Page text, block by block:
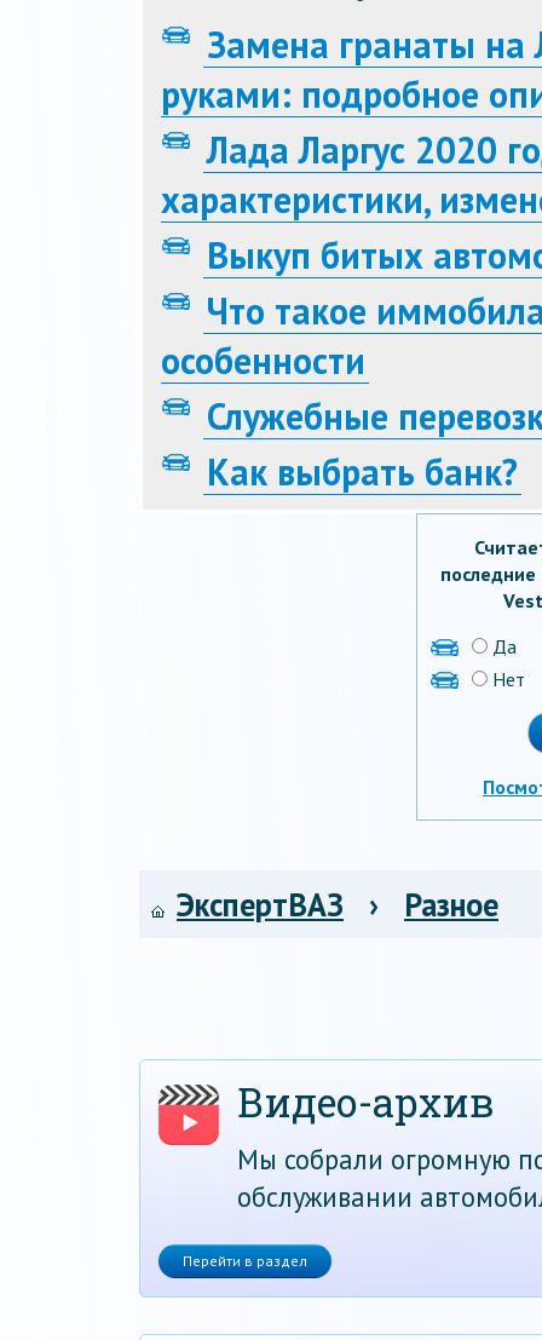
Замена гранаты
руками: подробное
Лада Ларгус 2020
характеристики,
Выкуп битых
Что такое
особенности
Служебные
Как выбрать банк?
Да
Нет
ЭкспертВАЗ › Разное
Видео-архив
Мы собрали огромную
обслуживании
Перейти в раздел